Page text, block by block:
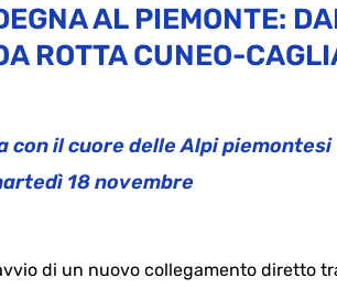
AL PIEMONTE:
ROTTA CUNEO-
con il cuore delle Alpi piemontesi
18 novembre
di un nuovo collegamento diretto